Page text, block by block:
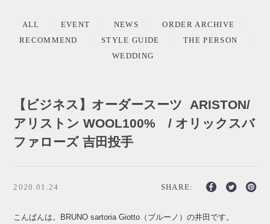
ALL EVENT NEWS
ORDER ARCHIVE
RECOMMEND
STYLE GUIDE
THE PERSON
WEDDING
【ビジネス】オーダースーツ ARISTON/
アリストン WOOL100% / オリックスバ
ファローズ 吉田投手
2020.01.24 SHARE:
こんばんは。BRUNO sartoria Giotto（ブルーノ）の井田です。